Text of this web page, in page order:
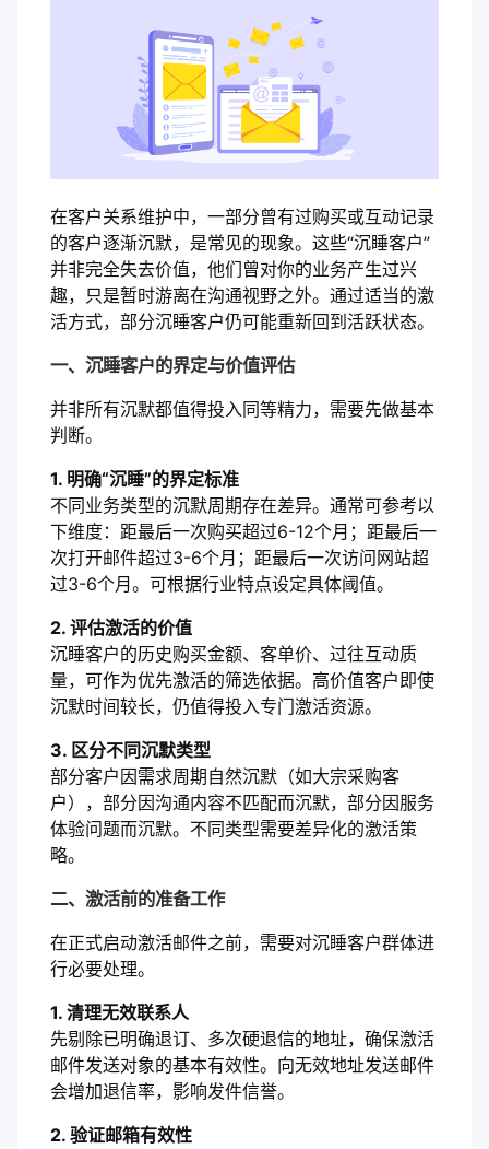
在客户关系维护中，一部分曾有过购买或互动记录
的客户逐渐沉默，是常见的现象。这些“沉睡客户”
并非完全失去价值，他们曾对你的业务产生过兴
趣，只是暂时游离在沟通视野之外。通过适当的激
活方式，部分沉睡客户仍可能重新回到活跃状态。
一、沉睡客户的界定与价值评估
并非所有沉默都值得投入同等精力，需要先做基本
判断。
1. 明确“沉睡”的界定标准
不同业务类型的沉默周期存在差异。通常可参考以
下维度：距最后一次购买超过6-12个月；距最后一
次打开邮件超过3-6个月；距最后一次访问网站超
过3-6个月。可根据行业特点设定具体阈值。
2. 评估激活的价值
沉睡客户的历史购买金额、客单价、过往互动质
量，可作为优先激活的筛选依据。高价值客户即使
沉默时间较长，仍值得投入专门激活资源。
3. 区分不同沉默类型
部分客户因需求周期自然沉默（如大宗采购客
户），部分因沟通内容不匹配而沉默，部分因服务
体验问题而沉默。不同类型需要差异化的激活策
略。
二、激活前的准备工作
在正式启动激活邮件之前，需要对沉睡客户群体进
行必要处理。
1. 清理无效联系人
先剔除已明确退订、多次硬退信的地址，确保激活
邮件发送对象的基本有效性。向无效地址发送邮件
会增加退信率，影响发件信誉。
2. 验证邮箱有效性